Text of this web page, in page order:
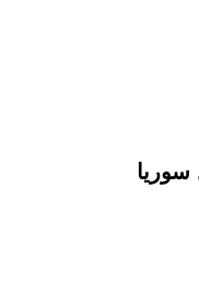
سوريا